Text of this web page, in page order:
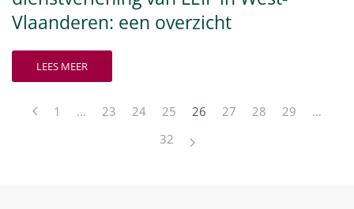
Vlaanderen: een overzicht
LEES MEER
1 … 23 24 25 26 27 28 29
…
32